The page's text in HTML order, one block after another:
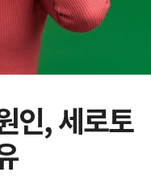
인, 세로토